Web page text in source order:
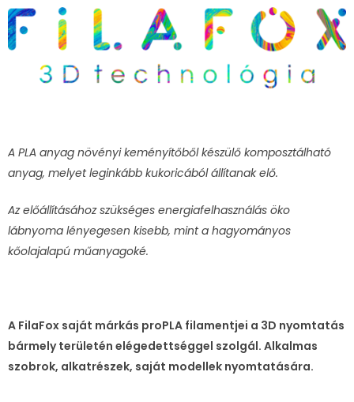
A PLA anyag növényi keményítőből készülő komposztálható
anyag, melyet leginkább kukoricából állítanak elő.
Az előállításához szükséges energiafelhasználás öko
lábnyoma lényegesen kisebb, mint a hagyományos
kőolajalapú műanyagoké.
A FilaFox saját márkás proPLA filamentjei a 3D nyomtatás
bármely területén elégedettséggel szolgál. Alkalmas
szobrok, alkatrészek, saját modellek nyomtatására.